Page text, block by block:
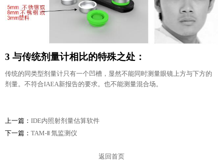
3 与传统剂量计相比的特殊之处：
传统的同类型剂量计只有一个凹槽，显然不能同时测量眼镜上方与下方的
剂量。不符合IAEA新报告的要求。也不能测量混合场。
上一篇： IDE内照射剂量估算软件
下一篇： TAM-Ⅱ 氚监测仪
返回首页